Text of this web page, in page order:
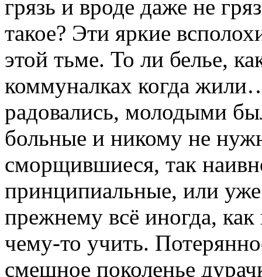
грязь и вроде даже не
такое? Эти яркие
этой тьме. То ли белье,
коммуналках когда
радовались, молодыми
больные и никому не
сморщившиеся, так
принципиальные, или
прежнему всё иногда,
чему-то учить.
смешное поколенье